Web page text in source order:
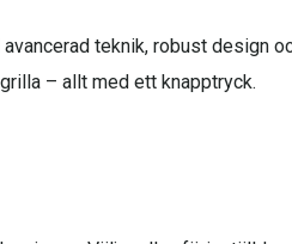
teknik, robust design
– allt med ett knapptryck.